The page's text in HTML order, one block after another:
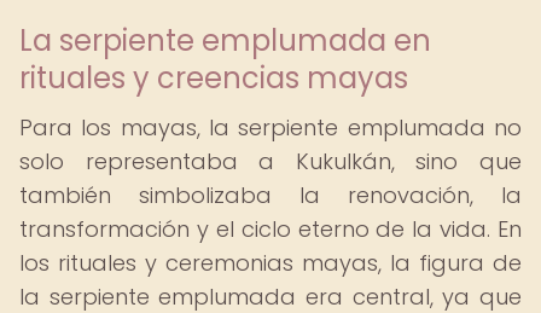
La serpiente emplumada en
rituales y creencias mayas
Para los mayas, la serpiente emplumada no
solo representaba a Kukulkán, sino que
también simbolizaba la renovación, la
transformación y el ciclo eterno de la vida. En
los rituales y ceremonias mayas, la figura de
la serpiente emplumada era central, ya que